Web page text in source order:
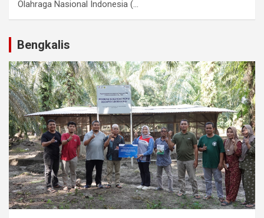
Olahraga Nasional Indonesia (...
Bengkalis